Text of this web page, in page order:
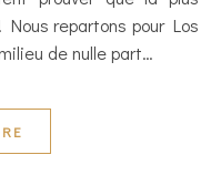
repartons pour Los
de nulle part…